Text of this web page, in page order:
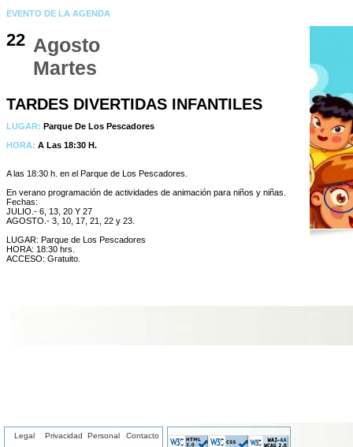
EVENTO DE LA AGENDA
22 Agosto
Martes
TARDES DIVERTIDAS INFANTILES
LUGAR: Parque De Los Pescadores
HORA: A Las 18:30 H.
A las 18:30 h. en el Parque de Los Pescadores.
En verano programación de actividades de animación para niños y niñas.
Fechas:
JULIO.- 6, 13, 20 Y 27
AGOSTO.- 3, 10, 17, 21, 22 y 23.
LUGAR: Parque de Los Pescadores
HORA: 18:30 hrs.
ACCESO: Gratuito.
Legal Privacidad Personal Contacto